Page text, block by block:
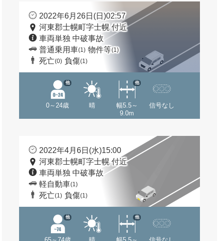
2022年6月26日(日)02:57
河東郡士幌町字士幌 付近
車両単独 中破事故
普通乗用車(1) 物件等(1)
死亡(0) 負傷(1)
0～24歳
他
晴
幅5.5～
9.0m
他
信号なし
2022年4月6日(水)15:00
河東郡士幌町字士幌 付近
車両単独 中破事故
軽自動車(1)
死亡(1) 負傷(1)
他 他